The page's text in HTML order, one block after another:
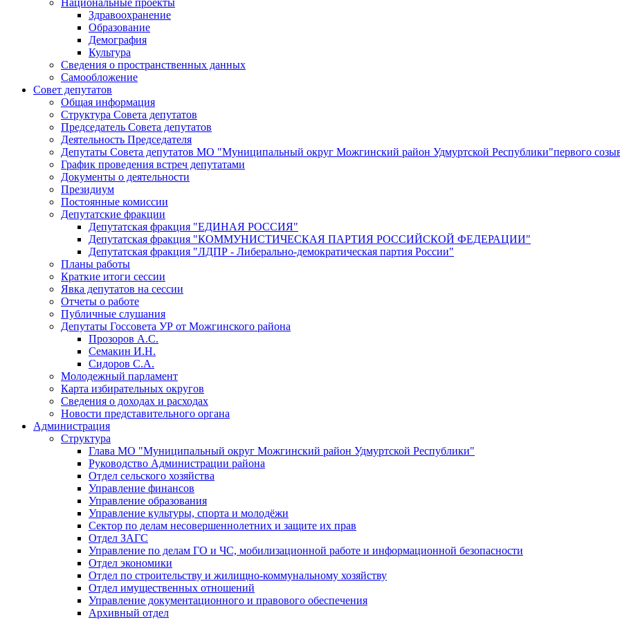
Здравоохранение
Образование
Демография
Культура
Сведения о пространственных данных
Самообложение
Совет депутатов
Общая информация
Структура Совета депутатов
Председатель Совета депутатов
Деятельность Председателя
Депутаты Совета депутатов МО "Муниципальный округ Можгинский район Удмуртской Республики"первого
График проведения встреч депутатами
Документы о деятельности
Президиум
Постоянные комиссии
Депутатские фракции
Депутатская фракция "ЕДИНАЯ РОССИЯ"
Депутатская фракция "КОММУНИСТИЧЕСКАЯ ПАРТИЯ РОССИЙСКОЙ ФЕДЕРАЦИИ"
Депутатская фракция "ЛДПР - Либерально-демократическая партия России"
Планы работы
Краткие итоги сессии
Явка депутатов на сессии
Отчеты о работе
Публичные слушания
Депутаты Госсовета УР от Можгинского района
Прозоров А.С.
Семакин И.Н.
Сидоров С.А.
Молодежный парламент
Карта избирательных округов
Сведения о доходах и расходах
Новости представительного органа
Администрация
Структура
Глава МО "Муниципальный округ Можгинский район Удмуртской Республики"
Руководство Администрации района
Отдел сельского хозяйства
Управление финансов
Управление образования
Управление культуры, спорта и молодёжи
Сектор по делам несовершеннолетних и защите их прав
Отдел ЗАГС
Управление по делам ГО и ЧС, мобилизационной работе и информационной безопасности
Отдел экономики
Отдел по строительству и жилищно-коммунальному хозяйству
Отдел имущественных отношений
Управление документационного и правового обеспечения
Архивный отдел